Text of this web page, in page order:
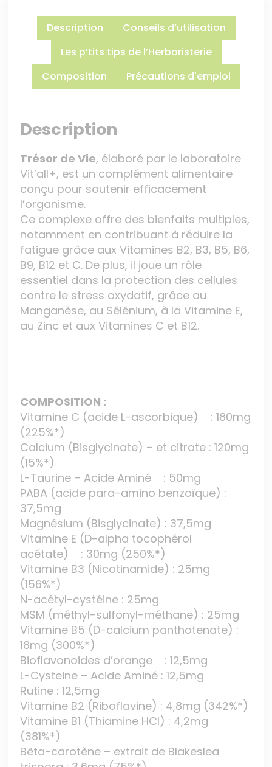
Description
Conseils d’utilisation
Les p’tits tips de l’Herboristerie
Composition
Précautions d'emploi
Description
Trésor de Vie, élaboré par le laboratoire
Vit’all+, est un complément alimentaire
conçu pour soutenir efficacement
l’organisme.
Ce complexe offre des bienfaits multiples,
notamment en contribuant à réduire la
fatigue grâce aux Vitamines B2, B3, B5, B6,
B9, B12 et C. De plus, il joue un rôle
essentiel dans la protection des cellules
contre le stress oxydatif, grâce au
Manganèse, au Sélénium, à la Vitamine E,
au Zinc et aux Vitamines C et B12.
COMPOSITION :
Vitamine C (acide L-ascorbique) : 180mg
(225%*)
Calcium (Bisglycinate) – et citrate : 120mg
(15%*)
L-Taurine – Acide Aminé : 50mg
PABA (acide para-amino benzoïque) :
37,5mg
Magnésium (Bisglycinate) : 37,5mg
Vitamine E (D-alpha tocophérol
acétate) : 30mg (250%*)
Vitamine B3 (Nicotinamide) : 25mg
(156%*)
N-acétyl-cystéine : 25mg
MSM (méthyl-sulfonyl-méthane) : 25mg
Vitamine B5 (D-calcium panthotenate) :
18mg (300%*)
Bioflavonoides d’orange : 12,5mg
L-Cysteine – Acide Aminé : 12,5mg
Rutine : 12,5mg
Vitamine B2 (Riboflavine) : 4,8mg (342%*)
Vitamine B1 (Thiamine HCl) : 4,2mg
(381%*)
Bêta-carotène – extrait de Blakeslea